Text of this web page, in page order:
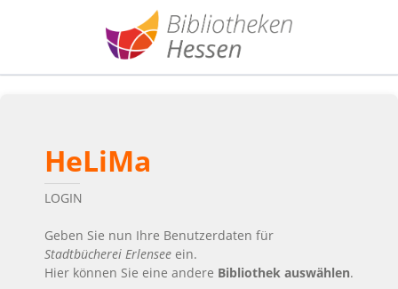
HeLiMa
LOGIN
Geben Sie nun Ihre Benutzerdaten für
Stadtbücherei Erlensee ein.
Hier können Sie eine andere Bibliothek auswählen.